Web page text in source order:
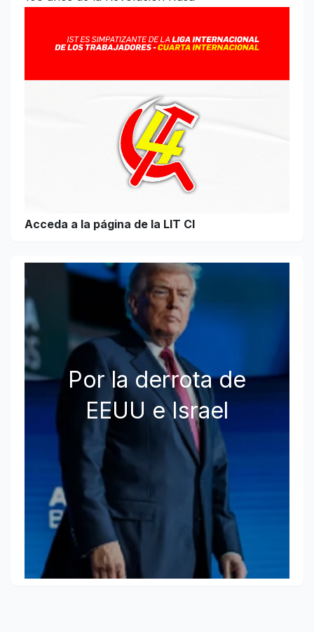
Acceda a la página de la LIT CI
Por la derrota de
EEUU e Israel